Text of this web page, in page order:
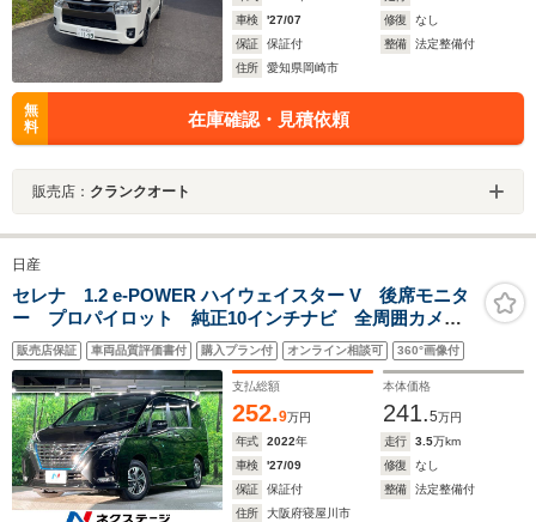
車検
'27/07 修復
なし
保証
保証付 整備
法定整備付
住所
愛知県岡崎市
無
料
在庫確認・見積依頼
販売店： クランクオート
日産
セレナ 1.2 e-POWER ハイウェイスター V 後席モニタ
ー プロパイロット 純正10インチナビ 全周囲カメ
ラ 両側電動ドア 衝突被害軽減システム レーダーク
ルーズ 禁煙車 ドラレコ コーナーセンサー スマー
トキー ビルトインETC
販売店保証 車両品質評価書付 購入プラン付 オンライン相談可 360°画像付
支払総額
252.9万円
本体価格
241.5万円
年式
2022年 走行 3.5万km
車検
'27/09 修復
なし
保証
保証付 整備
法定整備付
住所
大阪府寝屋川市